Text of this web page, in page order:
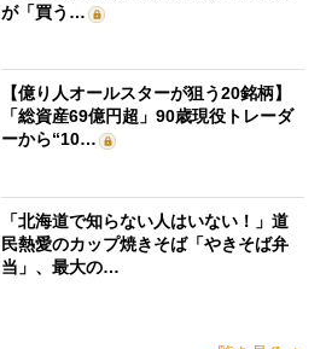
が「買う…
【億り人オールスターが狙う20銘柄】
「総資産69億円超」90歳現役トレーダ
ーから“10…
「北海道で知らない人はいない！」道
民熱愛のカップ焼きそば「やきそば弁
当」、最大の…